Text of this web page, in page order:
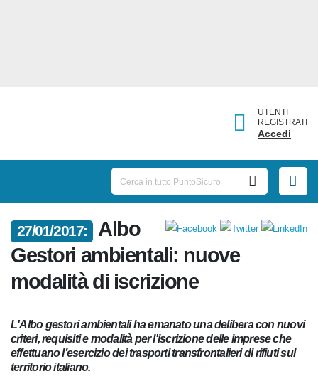
UTENTI
REGISTRATI
Accedi
27/01/2017:
Albo
Gestori ambientali: nuove
modalità di iscrizione
L'Albo gestori ambientali ha emanato una delibera con
nuovi criteri, requisiti e modalità per l'iscrizione delle
imprese che effettuano l’esercizio dei trasporti
transfrontalieri di rifiuti sul territorio italiano.